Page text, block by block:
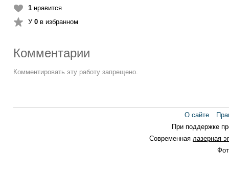
1 нравится
У 0 в избранном
Комментарии
Комментировать эту работу запрещено.
О сайте
При поддержке
Современная лазерная